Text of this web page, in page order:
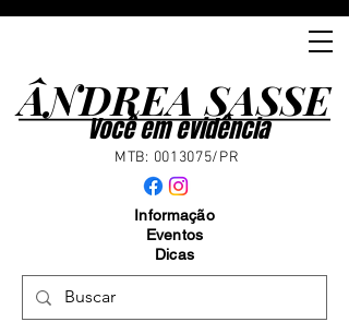
ÂNDREA SASSE
ÂNDREA SASSE
Você em evidência
MTB: 0013075/PR
Informação
Eventos
Dicas